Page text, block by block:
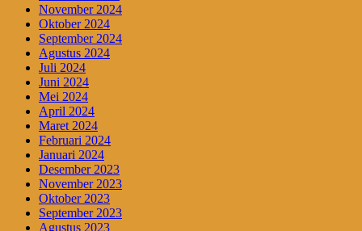
November 2024
Oktober 2024
September 2024
Agustus 2024
Juli 2024
Juni 2024
Mei 2024
April 2024
Maret 2024
Februari 2024
Januari 2024
Desember 2023
November 2023
Oktober 2023
September 2023
Agustus 2023